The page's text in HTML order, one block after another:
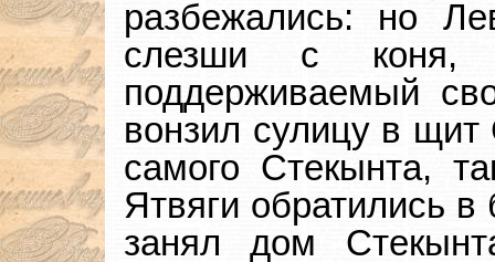
разбежались: но
слезши с коня,
поддерживаемый
вонзил сулицу в
самого Стекынта,
Ятвяги обратились
занял дом